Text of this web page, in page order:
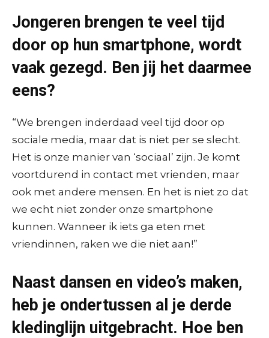
Jongeren brengen te veel tijd
door op hun smartphone, wordt
vaak gezegd. Ben jij het daarmee
eens?
“We brengen inderdaad veel tijd door op
sociale media, maar dat is niet per se slecht.
Het is onze manier van ‘sociaal’ zijn. Je komt
voortdurend in contact met vrienden, maar
ook met andere mensen. En het is niet zo dat
we echt niet zonder onze smartphone
kunnen. Wanneer ik iets ga eten met
vriendinnen, raken we die niet aan!”
Naast dansen en video’s maken,
heb je ondertussen al je derde
kledinglijn uitgebracht. Hoe ben